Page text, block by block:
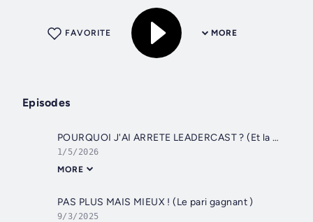
MORE
FAVORITE
Episodes
POURQUOI J'AI ARRETE LEADERCAST ? (Et la suite)
1/5/2026
MORE
PAS PLUS MAIS MIEUX ! (Le pari gagnant )
9/3/2025